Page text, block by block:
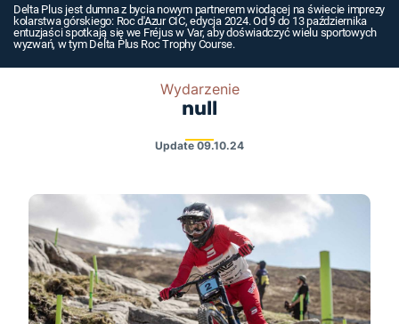
Delta Plus jest dumna z bycia nowym partnerem wiodącej na świecie imprezy
kolarstwa górskiego: Roc d'Azur CIC, edycja 2024. Od 9 do 13 października
entuzjaści spotkają się we Fréjus w Var, aby doświadczyć wielu sportowych
wyzwań, w tym Delta Plus Roc Trophy Course.
Wydarzenie
null
Update 09.10.24